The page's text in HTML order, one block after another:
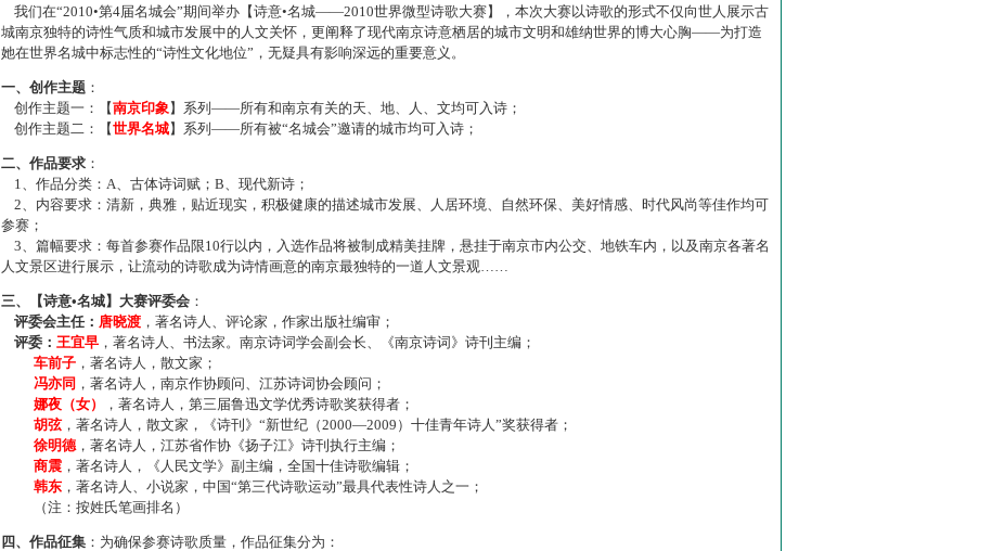
我们在“2010•第4届名城会”期间举办【诗意•名城——2010世界微型诗歌大赛】，本次大赛以诗歌的形式不仅向世人展示古
城南京独特的诗性气质和城市发展中的人文关怀，更阐释了现代南京诗意栖居的城市文明和雄纳世界的博大心胸——为打造
她在世界名城中标志性的“诗性文化地位”，无疑具有影响深远的重要意义。
一、创作主题 ：
创作主题一：【南京印象】系列——所有和南京有关的天、地、人、文均可入诗；
创作主题二：【世界名城】系列——所有被“名城会”邀请的城市均可入诗；
二、作品要求 ：
1、作品分类：A、古体诗词赋；B、现代新诗；
2、内容要求：清新，典雅，贴近现实，积极健康的描述城市发展、人居环境、自然环保、美好情感、时代风尚等佳作均可
参赛；
3、篇幅要求：每首参赛作品限10行以内，入选作品将被制成精美挂牌，悬挂于南京市内公交、地铁车内，以及南京各著名
人文景区进行展示，让流动的诗歌成为诗情画意的南京最独特的一道人文景观……
三、【诗意•名城】大赛评委会 ：
评委会主任： 唐晓渡 ，著名诗人、评论家，作家出版社编审；
评委： 王宜早 ，著名诗人、书法家。南京诗词学会副会长、《南京诗词》诗刊主编；
车前子 ，著名诗人，散文家；
冯亦同 ，著名诗人，南京作协顾问、江苏诗词协会顾问；
娜夜（女）
，著名诗人，第三届鲁迅文学优秀诗歌奖获得者；
胡弦，著名诗人，散文家，《诗刊》“新世纪（2000—2009）十佳青年诗人”奖获得者；
徐明德，著名诗人，江苏省作协《扬子江》诗刊执行主编；
商震 ，著名诗人，《人民文学》副主编，全国十佳诗歌编辑；
韩东 ，著名诗人、小说家，中国“第三代诗歌运动”最具代表性诗人之一；
（注：按姓氏笔画排名）
四、作品征集 ：为确保参赛诗歌质量，作品征集分为：